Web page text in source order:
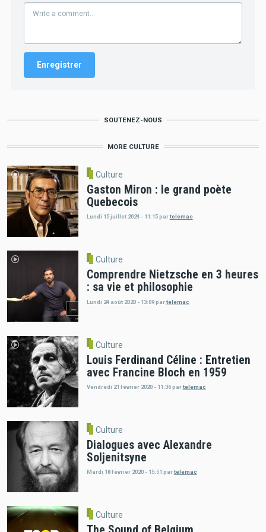
SOUTENEZ-NOUS
MORE CULTURE
Culture
Gaston Miron : le grand poète
Quebecois
Lundi 15 juillet 2024 - 11:15 partelemac
Culture
Comprendre Nietzsche en 3 heures
: sa vie et philosophie
Lundi 24 août 2020 - 13:09 partelemac
Culture
Louis Ferdinand Céline : Entretien
avec Francine Bloch en 1959
Vendredi 21 février 2020 - 11:36 partelemac
Culture
Dialogues avec Alexandre
Soljenitsyne
Mardi 18 février 2020 - 15:51 partelemac
Culture